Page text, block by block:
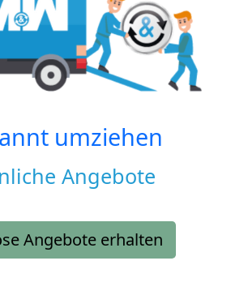
umziehen
Angebote
Angebote erhalten